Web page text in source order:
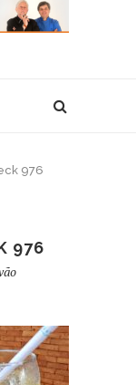
976
976